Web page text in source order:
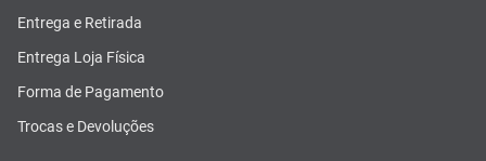
Entrega e Retirada
Entrega Loja Física
Forma de Pagamento
Trocas e Devoluções